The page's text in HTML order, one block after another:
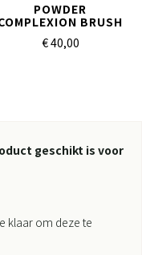
POWDER
BRUSH
€ 40,00
geschikt is voor
klaar om deze te